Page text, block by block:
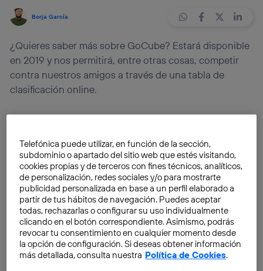
Borja García
¿Quieres saber más sobre GoCube? Estará disponible
en 2019 y nos permitirá, entre otras cosas, competir
contra nuestros amigos a través de una tabla de
clasificación online.
arquitectura en Budapest, Hungría. Su creador estaba
obsesionado con las figuras geométricas y la
construcción en 3D, y llevaba tiempo intentando que
éstas se pudieran mover internamente sin romperse.
No fue hasta 1977 cuando una versión mejorada de
este cubo mágico se puso a la venta en una tienda de
juguetes de Budapest sin mucho éxito. Más tarde,
Telefónica puede utilizar, en función de la sección,
subdominio o apartado del sitio web que estés visitando,
cookies propias y de terceros con fines técnicos, analíticos,
de personalización, redes sociales y/o para mostrarte
publicidad personalizada en base a un perfil elaborado a
partir de tus hábitos de navegación. Puedes aceptar
todas, rechazarlas o configurar su uso individualmente
clicando en el botón correspondiente. Asimismo, podrás
revocar tu consentimiento en cualquier momento desde
la opción de configuración. Si deseas obtener información
más detallada, consulta nuestra Política de Cookies.